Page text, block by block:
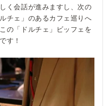
く会話が進みますし、次の
チェ」のあるカフェ巡りへ
の「ドルチェ」ビッフェを
す！